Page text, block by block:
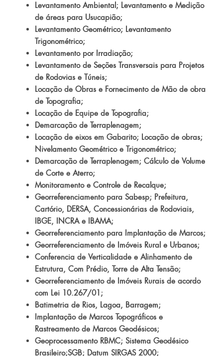
Levantamento Ambiental; Levantamento e Medição
de áreas para Usucapião;
Levantamento Geométrico; Levantamento
Trigonométrico;
Levantamento por Irradiação;
Levantamento de Seções Transversais para Projetos
de Rodovias e Túneis;
Locação de Obras e Fornecimento de Mão de obra
de Topografia;
Locação de Equipe de Topografia;
Demarcação de Terraplenagem;
Locação de eixos em Gabarito; Locação de obras;
Nivelamento Geométrico e Trigonométrico;
Demarcação de Terraplenagem; Cálculo de Volume
de Corte e Aterro;
Monitoramento e Controle de Recalque;
Georreferenciamento para Sabesp; Prefeitura,
Cartório, DERSA, Concessionárias de Rodoviais,
IBGE, INCRA e IBAMA;
Georreferenciamento para Implantação de Marcos;
Georreferenciamento de Imóveis Rural e Urbanos;
Conferencia de Verticalidade e Alinhamento de
Estrutura, Com Prédio, Torre de Alta Tensão;
Georreferenciamento de Imóveis Rurais de acordo
com Lei 10.267/01;
Batimetria de Rios, Lagoa, Barragem;
Implantação de Marcos Topográficos e
Rastreamento de Marcos Geodésicos;
Geoprocessamento RBMC; Sistema Geodésico
Brasileiro;SGB; Datum SIRGAS 2000;